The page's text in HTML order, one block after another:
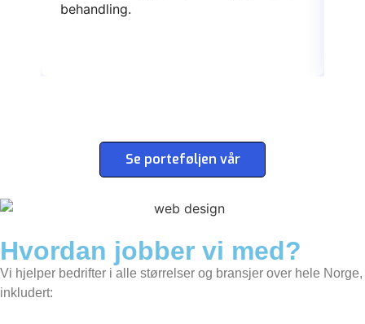
behandling.
Se porteføljen vår
Hvordan jobber vi med?
Vi hjelper bedrifter i alle størrelser og bransjer over hele Norge,
inkludert: